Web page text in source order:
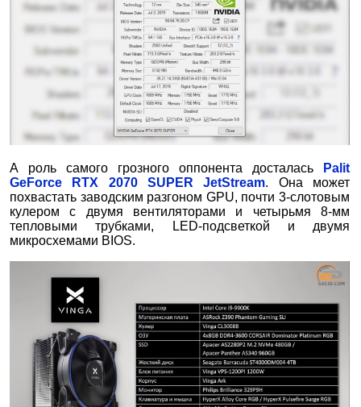
А роль самого грозного оппонента досталась
Palit
GeForce RTX 2070 SUPER JetStream. Она может
похвастать заводским разгоном GPU, почти 3-слотовым
кулером с двумя вентиляторами и четырьмя 8-мм
тепловыми трубками, LED-подсветкой и двумя
микросхемами BIOS.